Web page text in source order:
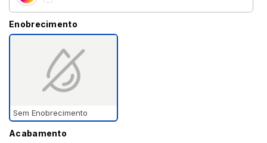
Enobrecimento
Sem Enobrecimento
Acabamento